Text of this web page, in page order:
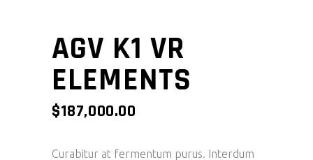
AGV K1 VR
ELEMENTS
$187,000.00
Curabitur at fermentum purus. Interdum